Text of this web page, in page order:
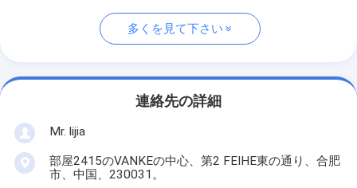
多くを見て下さい
連絡先の詳細
Mr. lijia
部屋2415のVANKEの中心、第2 FEIHE東の通り、合肥
市、中国、230031。